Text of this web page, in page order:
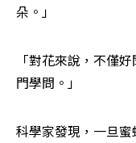
朵。」
「對花來說，不僅
門學問。」
科學家發現，一旦